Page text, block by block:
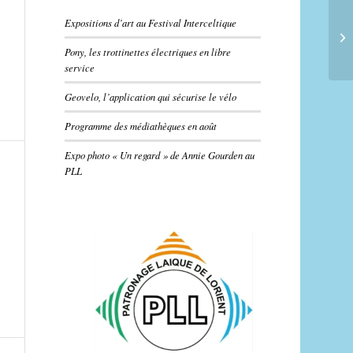
Expositions d’art au Festival Interceltique
Pony, les trottinettes électriques en libre
service
Geovelo, l’application qui sécurise le vélo
Programme des médiathèques en août
Expo photo « Un regard » de Annie Gourden au
PLL